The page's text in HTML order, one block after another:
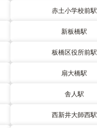
赤土小学校前駅
新板橋駅
板橋区役所前駅
扇大橋駅
舎人駅
西新井大師西駅